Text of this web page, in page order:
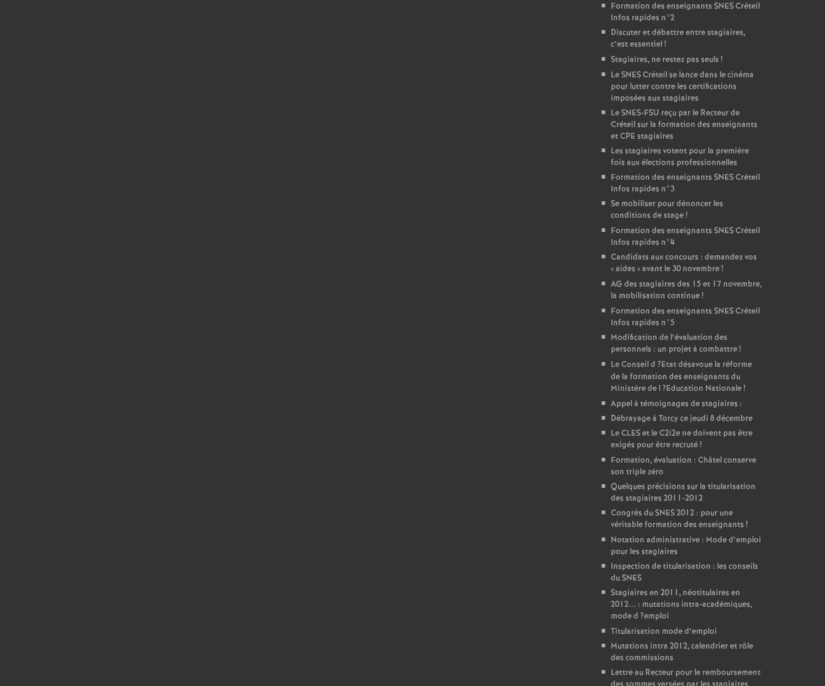
Formation des enseignants SNESCréteil
Infos rapides n°2
Discuter et débattre entre stagiaires,
c’est essentiel!
Stagiaires, ne restez pas seuls !
LeSNESCréteil se lance dans le cinéma
pour lutter contre les certifications
imposées aux stagiaires
LeSNES-FSU reçu par le Recteur de
Créteil sur la formation des enseignants
etCPE stagiaires
Les stagiaires votent pour la première
fois aux élections professionnelles
Formation des enseignants SNESCréteil
Infos rapides n°3
Se mobiliser pour dénoncer les
conditions de stage!
Formation des enseignants SNESCréteil
Infos rapides n°4
Candidats aux concours : demandez vos
«aides » avant le 30 novembre!
AG des stagiaires des 15 et 17 novembre,
la mobilisation continue!
Formation des enseignants SNESCréteil
Infos rapides n°5
Modification de l’évaluation des
personnels : un projet à combattre!
Le Conseil d ?Etat désavoue la réforme
de la formation des enseignants du
Ministère de l?Education Nationale!
Appel à témoignages de stagiaires :
Débrayage à Torcy ce jeudi 8 décembre
LeCLESet le C2i2e ne doivent pas être
exigés pour être recruté!
Formation, évaluation : Châtel conserve
son triple zéro
Quelques précisions sur la titularisation
des stagiaires 2011-2012
Congrès duSNES2012 : pour une
véritable formation des enseignants !
Notation administrative : Mode d’emploi
pour les stagiaires
Inspection de titularisation : les conseils
duSNES
Stagiaires en 2011, néotitulaires en
2012... : mutations intra-académiques,
mode d ?emploi
Titularisation mode d’emploi
Mutations intra 2012, calendrier et rôle
des commissions
Lettre au Recteur pour le remboursement